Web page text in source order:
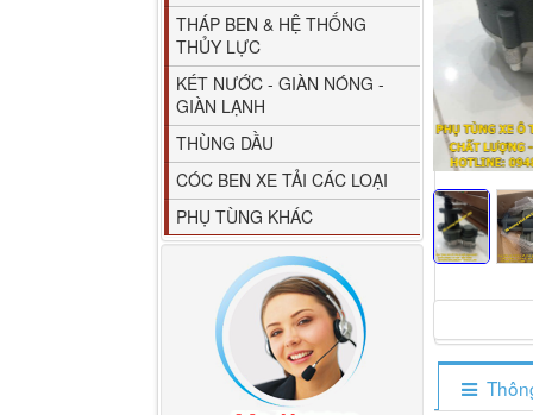
THÁP BEN & HỆ THỐNG
THỦY LỰC
KÉT NƯỚC - GIÀN NÓNG -
GIÀN LẠNH
THÙNG DẦU
CÓC BEN XE TẢI CÁC LOẠI
PHỤ TÙNG KHÁC
80YHCB-60 Bơm xăng
dầu 60m3/h...
M4610162101A0 Tapbi